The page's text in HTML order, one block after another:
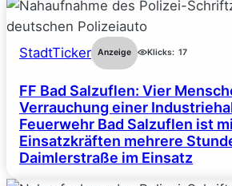
StadtTicker Anzeige Klicks: 17
FF Bad Salzuflen: Vier
Verrauchung einer
Feuerwehr Bad Salzuflen ist
Einsatzkräften mehrere
Daimlerstraße im Einsatz